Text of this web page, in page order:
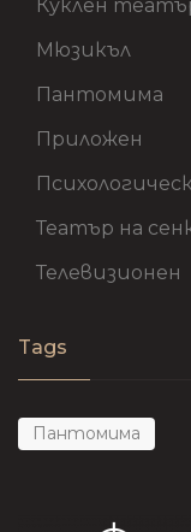
Куклен
Мюзикъл
Пантомима
Приложен
Театър на
Телевизионен
Tags
Пантомима